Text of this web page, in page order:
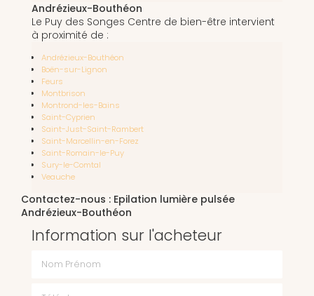
Andrézieux-Bouthéon
Le Puy des Songes Centre de bien-être intervient
à proximité de :
Andrézieux-Bouthéon
Boën-sur-Lignon
Feurs
Montbrison
Montrond-les-Bains
Saint-Cyprien
Saint-Just-Saint-Rambert
Saint-Marcellin-en-Forez
Saint-Romain-le-Puy
Sury-le-Comtal
Veauche
Contactez-nous : Epilation lumière pulsée
Andrézieux-Bouthéon
Information sur l'acheteur